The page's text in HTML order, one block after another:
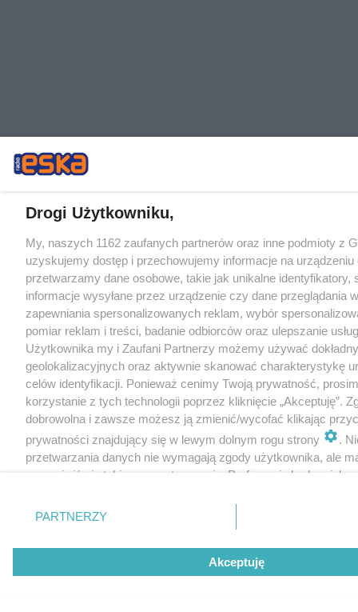
Drogi Użytkowniku,
My, naszych 1162 zaufanych partnerów oraz inne podmioty z
uzyskujemy dostęp i przechowujemy informacje na urządzeniu
przetwarzamy dane osobowe, takie jak unikalne identyfikatory,
informacje wysyłane przez urządzenie czy dane przeglądania
zapewniania spersonalizowanych reklam, wybór
pomiar reklam i treści, badanie odbiorców oraz ulepszanie
Użytkownika my i Zaufani Partnerzy możemy używać
geolokalizacyjnych oraz aktywnie skanować charakterystykę
celów identyfikacji. Ponieważ cenimy Twoją prywatność,
korzystanie z tych technologii poprzez kliknięcie „Akceptuję”.
dobrowolna i zawsze możesz ją zmienić/wycofać klikając
prywatności znajdujący się w lewym dolnym rogu strony
.
przetwarzania danych nie wymagają zgody użytkownika, ale
sprzeciwić się takiemu przetwarzaniu. Preferencje będą miały
Zapoznaj się z poniższymi informacjami, abyś mógł
dotyczące przetwarzania Twoich danych znajdziesz w
Cookiesoraz po kliknięciu w „Ustawienia”.
PARTNERZY
Akceptuję